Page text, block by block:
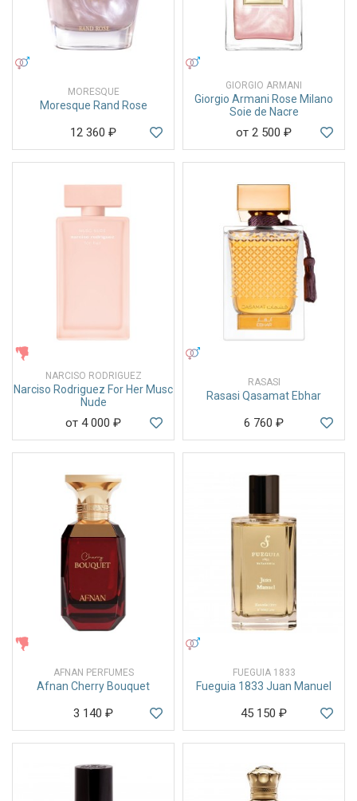
MORESQUE
Moresque Rand Rose
12 360 ₽
GIORGIO ARMANI
Giorgio Armani Rose Milano
Soie de Nacre
от 2 500 ₽
NARCISO RODRIGUEZ
Narciso Rodriguez For Her Musc
Nude
от 4 000 ₽
RASASI
Rasasi Qasamat Ebhar
6 760 ₽
AFNAN PERFUMES
Afnan Cherry Bouquet
3 140 ₽
FUEGUIA 1833
Fueguia 1833 Juan Manuel
45 150 ₽